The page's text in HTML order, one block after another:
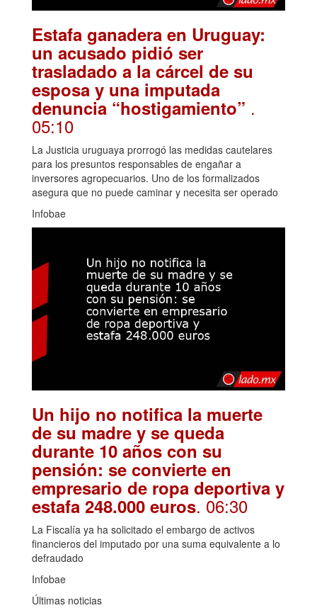
Estafa ganadera en Uruguay:
un acusado pidió ser
trasladado a la cárcel de su
esposa y una imputada
denuncia “hostigamiento” .
05:10
La Justicia uruguaya prorrogó las medidas cautelares
para los presuntos responsables de engañar a
inversores agropecuarios. Uno de los formalizados
asegura que no puede caminar y necesita ser operado
Infobae
Un hijo no notifica la muerte
de su madre y se queda
durante 10 años con su
pensión: se convierte en
empresario de ropa deportiva y
estafa 248.000 euros. 06:30
La Fiscalía ya ha solicitado el embargo de activos
financieros del imputado por una suma equivalente a lo
defraudado
Infobae
Últimas noticias